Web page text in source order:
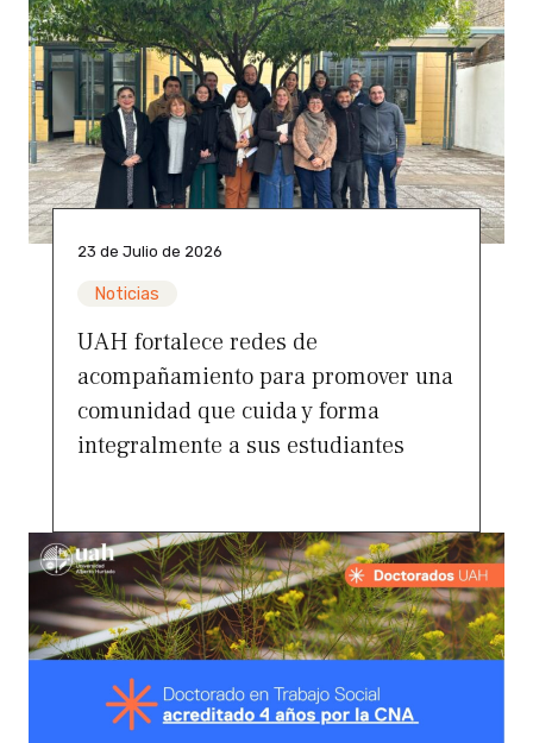
23 de Julio de 2026
Noticias
UAH fortalece redes de
acompañamiento para promover una
comunidad que cuida y forma
integralmente a sus estudiantes